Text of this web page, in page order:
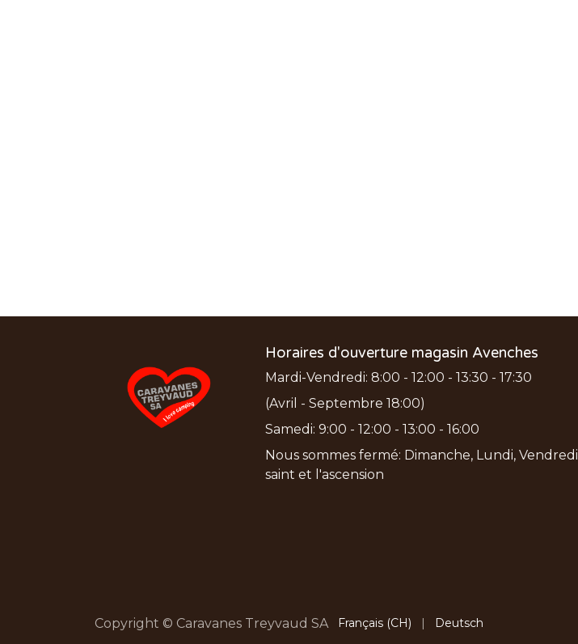
Horaires d'ouverture magasin Avenches
Mardi-Vendredi: 8:00 - 12:00 - 13:30 - 17:30
(Avril - Septembre 18:00)
Samedi: 9:00 - 12:00 - 13:00 - 16:00
Nous sommes fermé: Dimanche, Lundi, Vendredi
saint et l'ascension
Copyright © Caravanes Treyvaud SA Français (CH) | Deutsch